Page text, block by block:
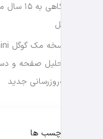
نگاهی
اپل
تحلیل صفحه و
به‌روزرسانی جدید
برچسب ها